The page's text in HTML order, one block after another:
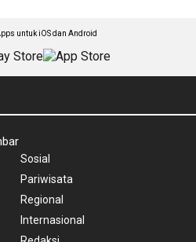
untuk iOS dan Android
Sosial
Pariwisata
Regional
Internasional